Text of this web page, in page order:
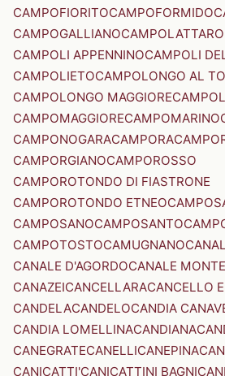
CAMPOFIORITOCAMPOFORMIDO
CAMPOGALLIANOCAMPOLATTARO
CAMPOLI APPENNINOCAMPOLI
CAMPOLIETOCAMPOLONGO AL
CAMPOLONGO MAGGIORE
CAMPOMAGGIORECAMPOMARINO
CAMPONOGARACAMPORA
CAMPORGIANOCAMPOROSSO
CAMPOROTONDO DI FIASTRONE
CAMPOROTONDO ETNEO
CAMPOSANOCAMPOSANTO
CAMPOTOSTOCAMUGNANO
CANALE D'AGORDOCANALE
CANAZEICANCELLARACANCELLO
CANDELACANDELOCANDIA
CANDIA LOMELLINACANDIANA
CANEGRATECANELLICANEPINA
CANICATTI'CANICATTINI BAGNI